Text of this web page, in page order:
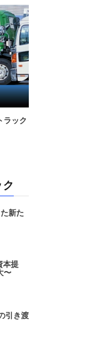
ラック
ク
新た
本提
〜
引き渡